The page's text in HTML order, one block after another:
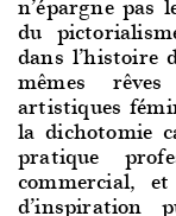
du
dans l’histoire
mêmes rêves
artistiques
la dichotomie
pratique
commercial,
d’inspiration